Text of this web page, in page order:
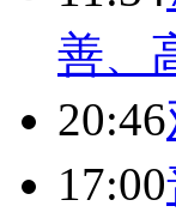
善、
20:46
17:00